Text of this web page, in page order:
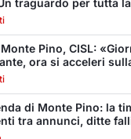
all’aeroporto di Olbia